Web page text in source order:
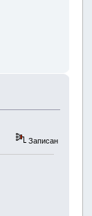
Записан